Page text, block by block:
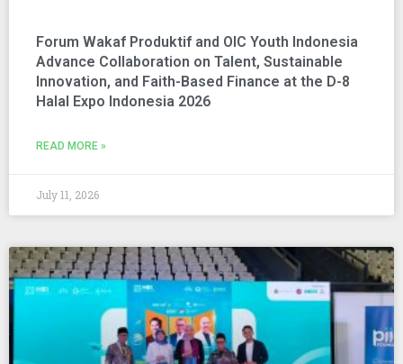
Forum Wakaf Produktif and OIC Youth Indonesia
Advance Collaboration on Talent, Sustainable
Innovation, and Faith-Based Finance at the D-8
Halal Expo Indonesia 2026
READ MORE »
July 11, 2026